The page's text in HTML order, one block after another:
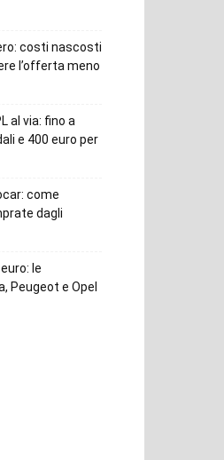
costi nascosti
l’offerta meno
al via: fino a
e 400 euro per
come
dagli
le
Peugeot e Opel